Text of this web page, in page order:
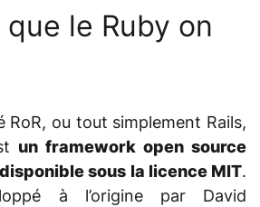
que le Ruby on
RoR, ou tout simplement Rails,
un framework open source
sous la licence MIT.
à l’origine par David